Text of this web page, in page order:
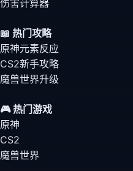
伤害计算器
📖 热门攻略
原神元素反应
CS2新手攻略
魔兽世界升级
🎮 热门游戏
原神
CS2
魔兽世界